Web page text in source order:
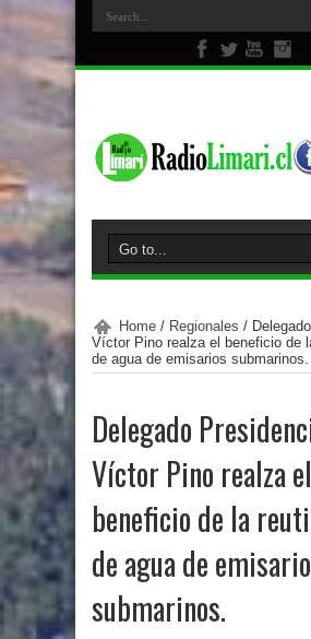
Home / Regionales /
Víctor Pino realza el beneficio de
de agua de emisarios submarinos.
Delegado
Víctor Pino realza el
beneficio de la
de agua de
submarinos.